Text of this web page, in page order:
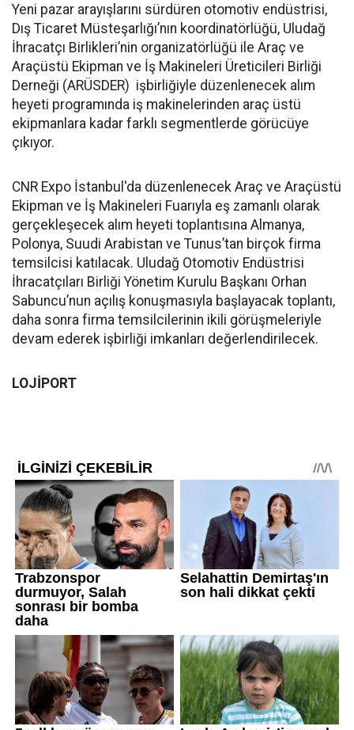
Yeni pazar arayışlarını sürdüren otomotiv endüstrisi,
Dış Ticaret Müsteşarlığı’nın koordinatörlüğü, Uludağ
İhracatçı Birlikleri’nin organizatörlüğü ile Araç ve
Araçüstü Ekipman ve İş Makineleri Üreticileri Birliği
Derneği (ARÜSDER) işbirliğiyle düzenlenecek alım
heyeti programında iş makinelerinden araç üstü
ekipmanlara kadar farklı segmentlerde görücüye
çıkıyor.
CNR Expo İstanbul'da düzenlenecek Araç ve Araçüstü
Ekipman ve İş Makineleri Fuarıyla eş zamanlı olarak
gerçekleşecek alım heyeti toplantısına Almanya,
Polonya, Suudi Arabistan ve Tunus’tan birçok firma
temsilcisi katılacak. Uludağ Otomotiv Endüstrisi
İhracatçıları Birliği Yönetim Kurulu Başkanı Orhan
Sabuncu’nun açılış konuşmasıyla başlayacak toplantı,
daha sonra firma temsilcilerinin ikili görüşmeleriyle
devam ederek işbirliği imkanları değerlendirilecek.
LOJİPORT